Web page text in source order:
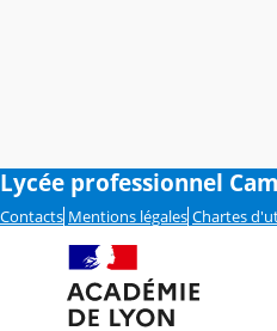
Lycée professionnel
Contacts Mentions légales Chartes